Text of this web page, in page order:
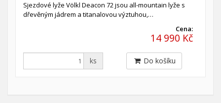
Sjezdové lyže Völkl Deacon 72 jsou all-mountain lyže s
dřevěným jádrem a titanalovou výztuhou,…
Cena:
14 990 Kč
ks Do košíku